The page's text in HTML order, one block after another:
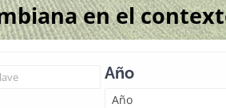
en el
Año
Año